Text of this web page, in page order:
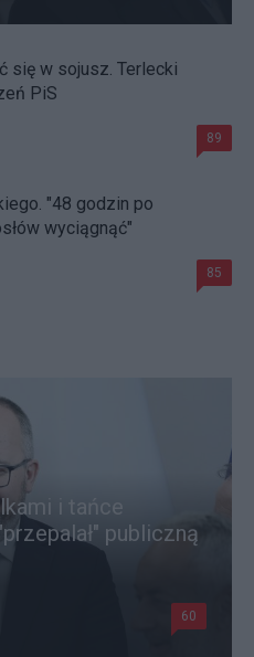
się w sojusz. Terlecki
PiS
89
"48 godzin po
wyciągnąć"
85
i tańce
publiczną
60